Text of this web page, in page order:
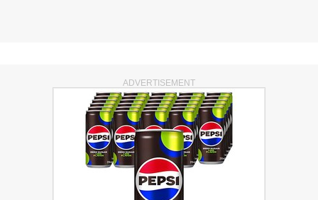
ADVERTISEMENT